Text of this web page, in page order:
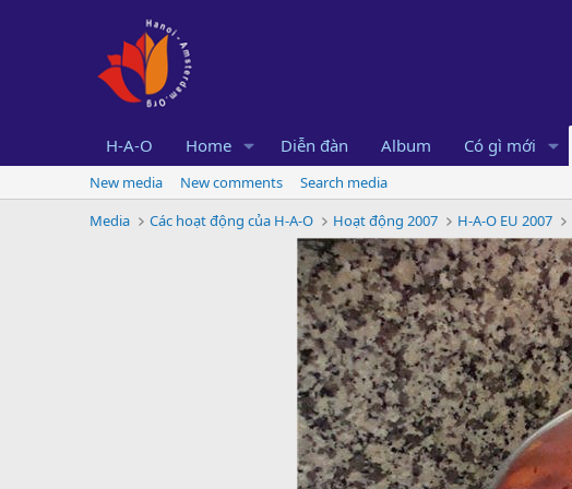
H-A-O Home Diễn đàn Album Có gì mới
New media New comments
Search media
Media
Các hoạt động của H-A-O Hoạt động 2007 H-A-O EU 2007